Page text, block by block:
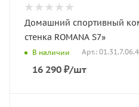
Домашний спортивный
стенка ROMANA S7»
В наличии Арт.:
16 290 ₽/шт